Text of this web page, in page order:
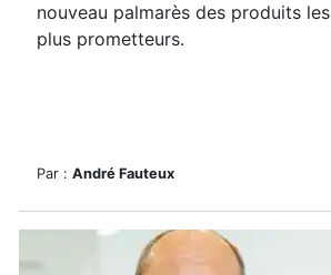
nouveau palmarès des produits les
plus prometteurs.
Par : André Fauteux